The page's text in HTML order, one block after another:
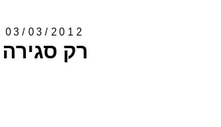
03/03/2012
רק סגירה